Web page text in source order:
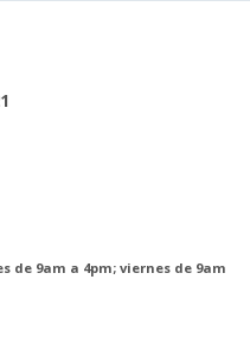
de 9am a 4pm; viernes de 9am